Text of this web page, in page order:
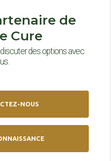
de
Cure
des options avec
NOUS